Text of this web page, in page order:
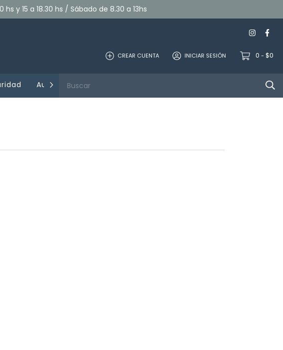
y 15 a 18.30 hs / Sábado de 8.30 a 13hs
CREAR CUENTA INICIAR SESIÓN 0 - $0
Audio Computación